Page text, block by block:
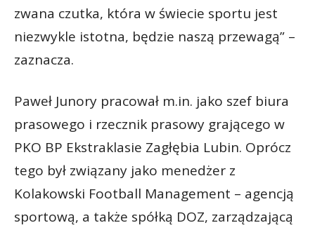
zwana czutka, która w świecie sportu jest
niezwykle istotna, będzie naszą przewagą” –
zaznacza.
Paweł Junory pracował m.in. jako szef biura
prasowego i rzecznik prasowy grającego w
PKO BP Ekstraklasie Zagłębia Lubin. Oprócz
tego był związany jako menedżer z
Kolakowski Football Management – agencją
sportową, a także spółką DOZ, zarządzającą